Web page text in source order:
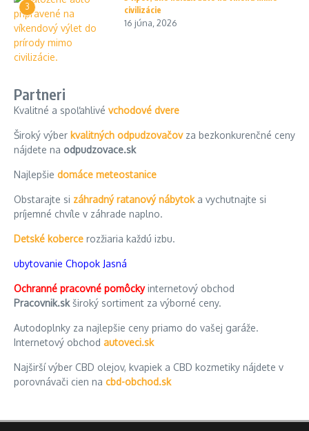
3
civilizácie
16 júna, 2026
Partneri
Kvalitné a spoľahlivé vchodové dvere
Široký výber kvalitných odpudzovačovza bezkonkurenčné ceny
nájdete na odpudzovace.sk
Najlepšie domáce meteostanice
Obstarajte si záhradný ratanový nábytoka vychutnajte si
príjemné chvíle v záhrade naplno.
Detské koberce rozžiaria každú izbu.
ubytovanie Chopok Jasná
Ochranné pracovné pomôckyinternetový obchod
Pracovnik.skširoký sortiment za výborné ceny.
Autodoplnky za najlepšie ceny priamo do vašej garáže.
Internetový obchod autoveci.sk
Najširší výber CBD olejov, kvapiek a CBD kozmetiky nájdete v
porovnávači cien na cbd-obchod.sk